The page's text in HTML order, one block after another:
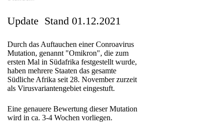
Update Stand 01.12.2021
Durch das Auftauchen einer Conroavirus
Mutation, genannt "Omikron", die zum
ersten Mal in Südafrika festgestellt wurde,
haben mehrere Staaten das gesamte
Südliche Afrika seit 28. November zurzeit
als Virusvariantengebiet eingestuft.
Eine genauere Bewertung dieser Mutation
wird in ca. 3-4 Wochen vorliegen.